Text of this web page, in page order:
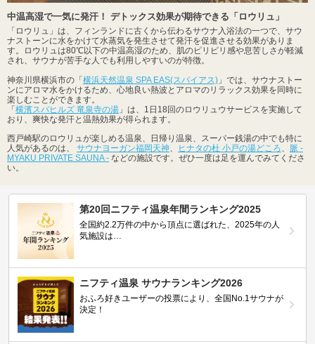
中温高湿で一気に発汗！ デトックス効果が期待できる「ロウリュ」
「ロウリュ」は、フィンランドに古くから伝わるサウナ入浴法の一つで、サウ
ナストーンに水をかけて水蒸気を発生させて発汗を促進させる効果がありま
す。ロウリュは80℃以下の中温高湿のため、肌のピリピリ感や息苦しさが軽減
され、サウナが苦手な人でも利用しやすいのが特徴。
神奈川県横浜市の「 横浜天然温泉 SPA EAS(スパイアス) 」では、サウナストー
ンにアロマ水をかけるため、心地良い熱波とアロマのリラックス効果を同時に
楽しむことができます。
「 横濱スパヒルズ 竜泉寺の湯 」は、1日18回のロウリュウサービスを実施して
おり、爽快な発汗と温熱効果が得られます。
西戸崎駅のロウリュが楽しめる温泉、日帰り温泉、スーパー銭湯の中でも特に
人気があるのは、 サウナヨーガン福岡天神、 ヒナタの杜 小戸の湯どころ、
脈 -
MYAKU PRIVATE SAUNA - などの施設です。ぜひ一度は足を運んでみてくださ
い。
第20回ニフティ温泉年間ランキング2025
全国約2.2万件の中から頂点に選ばれた、2025年の人
気施設は…
ニフティ温泉 サウナランキング2026
おふろ好きユーザーの投票により、全国No.1サウナが
決定！